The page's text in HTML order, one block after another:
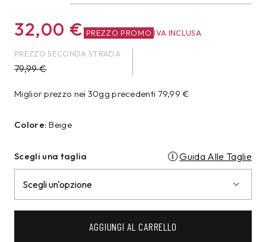
32,00 € PREZZO PROMO IVA INCLUSA
PREZZO SECONDA STRADA
79,99€
Miglior prezzo nei 30gg precedenti 79,99€
Colore: Beige
Scegli una taglia Guida Alle Taglie
AGGIUNGI AL CARRELLO